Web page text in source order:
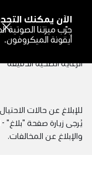
مبادرات الاستدامة
قطر
الرعاية الصحية الدقيقة
للإبلاغ عن حالات
يُرجى زيارة صفحة "بلاغ"
والإبلاغ عن المخالفات.
الآن يمكنك
جرّب ميزتنا الصوتية
أيقونة الميكروفون.